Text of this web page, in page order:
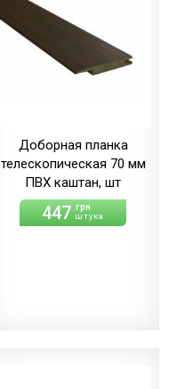
Доборная планка
телескопическая 70 мм
ПВХ каштан, шт
447 грн
штука